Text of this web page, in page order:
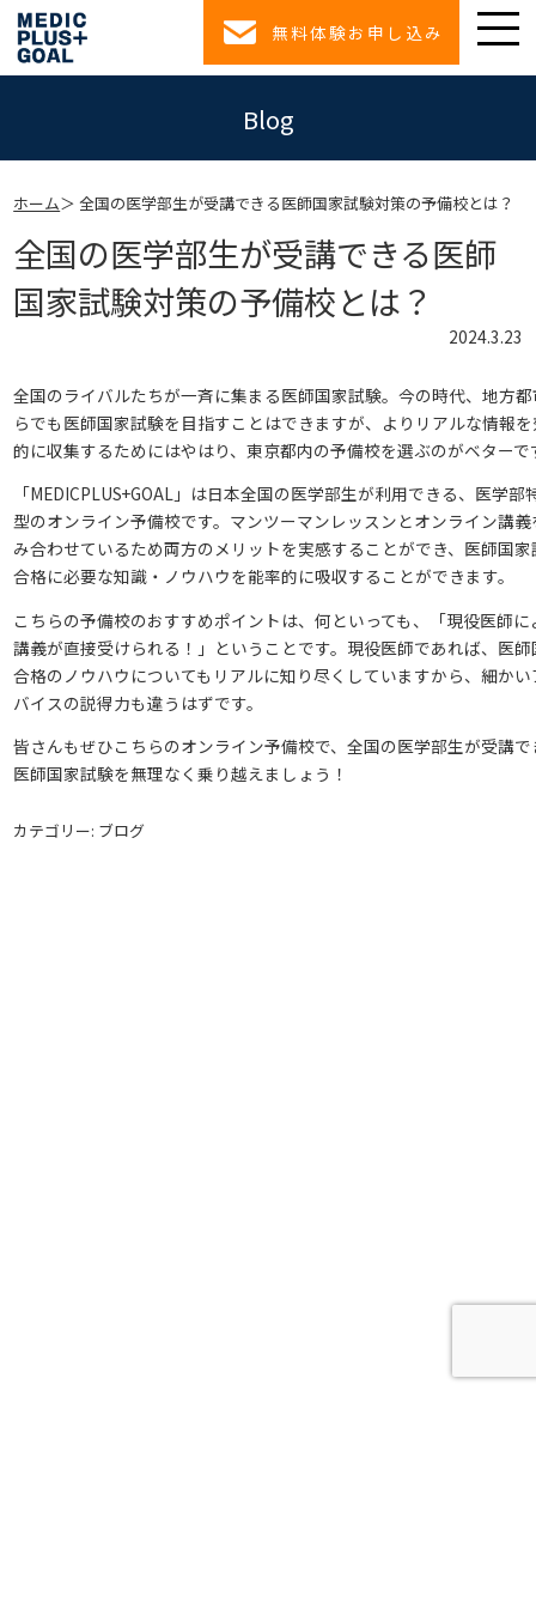
無料体験お申し込み
Blog
ホーム 全国の医学部生が受講できる医師国家試験対策の予備校とは？
全国の医学部生が受講できる医師
国家試験対策の予備校とは？
2024.3.23
全国のライバルたちが一斉に集まる医師国家試験。今の時代、地方
らでも医師国家試験を目指すことはできますが、よりリアルな情報
的に収集するためにはやはり、東京都内の予備校を選ぶのがベターで
「MEDICPLUS+GOAL」は日本全国の医学部生が利用できる、医学部
型のオンライン予備校です。マンツーマンレッスンとオンライン講義
み合わせているため両方のメリットを実感することができ、医師国
合格に必要な知識・ノウハウを能率的に吸収することができます。
こちらの予備校のおすすめポイントは、何といっても、「現役医師に
講義が直接受けられる！」ということです。現役医師であれば、医師
合格のノウハウについてもリアルに知り尽くしていますから、細かい
バイスの説得力も違うはずです。
皆さんもぜひこちらのオンライン予備校で、全国の医学部生が受講で
医師国家試験を無理なく乗り越えましょう！
カテゴリー: ブログ